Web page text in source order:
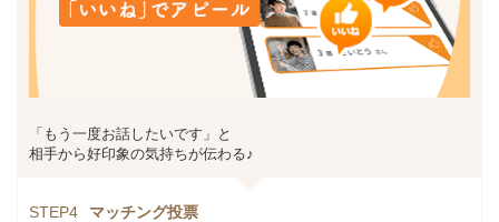
「もう一度お話したいです」と
相手から好印象の気持ちが伝わる♪
STEP4 マッチング投票